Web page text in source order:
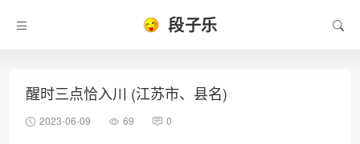
段子乐
醒时三点恰入川 (江苏市、县名)
2023-06-09 69 0